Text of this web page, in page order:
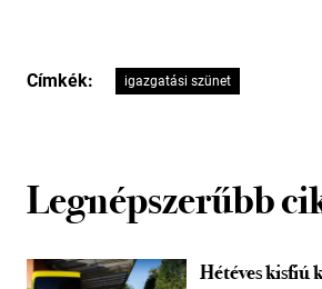
Címkék: igazgatási szünet
Legnépszerűbb
Hétéves kisfiú